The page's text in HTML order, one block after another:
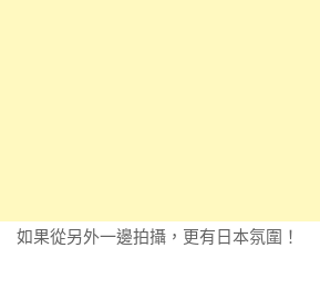
如果從另外一邊拍攝，更有日本氛圍！